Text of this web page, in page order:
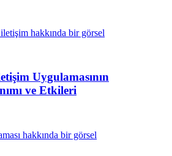
Uygulamasının
ve Etkileri